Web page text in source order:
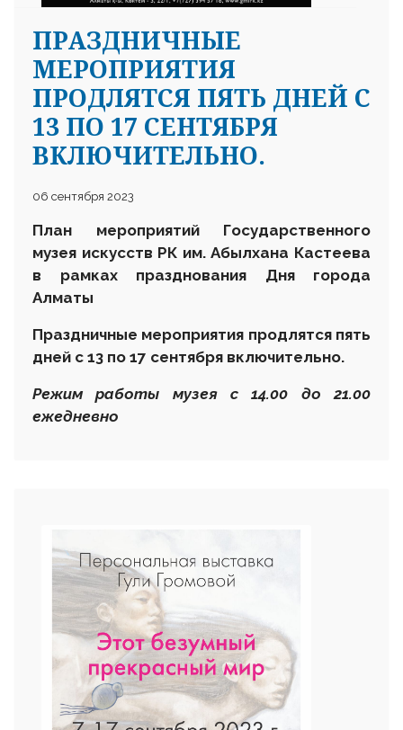
ПРАЗДНИЧНЫЕ
МЕРОПРИЯТИЯ
ПРОДЛЯТСЯ ПЯТЬ ДНЕЙ С
13 ПО 17 СЕНТЯБРЯ
ВКЛЮЧИТЕЛЬНО.
06 сентября 2023
План мероприятий Государственного
музея искусств РК им. Абылхана Кастеева
в рамках празднования Дня города
Алматы
Праздничные мероприятия продлятся пять
дней с 13 по 17 сентября включительно.
Режим работы музея с 14.00 до 21.00
ежедневно